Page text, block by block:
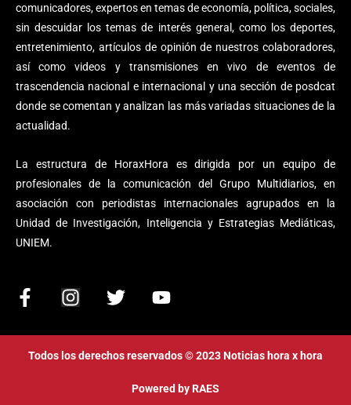
comunicadores, expertos en temas de economía, política, sociales,
sin descuidar los temas de interés general, como los deportes,
entretenimiento, artículos de opinión de nuestros colaboradores,
así como videos y transmisiones en vivo de eventos de
trascendencia nacional e internacional y una sección de posdcat
donde se comentan y analizan las más variadas situaciones de la
actualidad.
La estructura de HoraxHora es dirigida por un equipo de
profesionales de la comunicación del Grupo Multidiarios, en
asociación con periodistas internacionales agrupados en la
Unidad de Investigación, Inteligencia y Estrategias Mediáticas,
UNIEM.
F
c
e
I
s
t
T
i
t
Y
u
t
b
Todos los derechos reservados © 2023 Noticias hora x hora
Powered byRAES